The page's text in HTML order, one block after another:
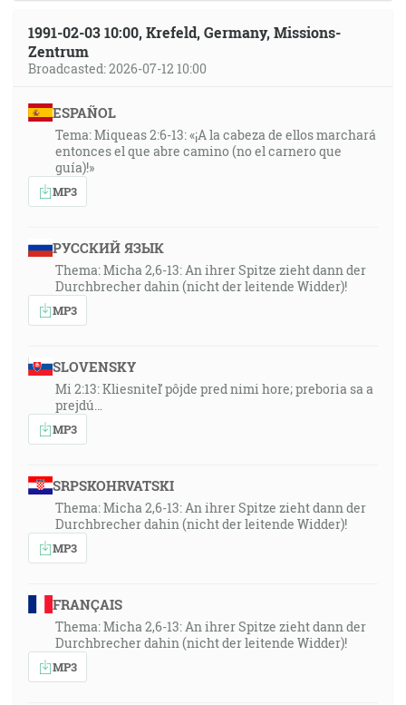
1991-02-03 10:00, Krefeld, Germany, Missions-
Zentrum
Broadcasted: 2026-07-12 10:00
ESPAÑOL
Tema: Miqueas 2:6-13: «¡A la cabeza de ellos marchará
entonces el que abre camino (no el carnero que
guía)!»
MP3
РУССКИЙ ЯЗЫК
Thema: Micha 2,6-13: An ihrer Spitze zieht dann der
Durchbrecher dahin (nicht der leitende Widder)!
MP3
SLOVENSKY
Mi 2:13: Kliesniteľ pôjde pred nimi hore; preboria sa a
prejdú…
MP3
SRPSKOHRVATSKI
Thema: Micha 2,6-13: An ihrer Spitze zieht dann der
Durchbrecher dahin (nicht der leitende Widder)!
MP3
FRANÇAIS
Thema: Micha 2,6-13: An ihrer Spitze zieht dann der
Durchbrecher dahin (nicht der leitende Widder)!
MP3